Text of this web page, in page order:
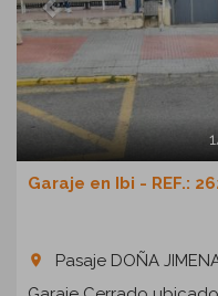
1
Garaje en Ibi - REF.:
room
Pasaje DOÑA